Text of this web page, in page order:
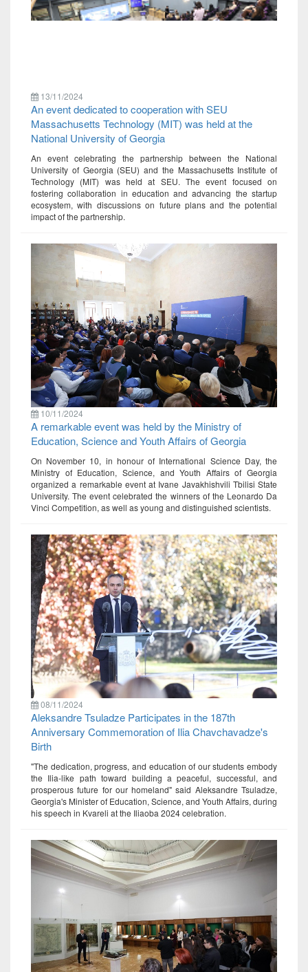
13/11/2024
An event dedicated to cooperation with SEU
Massachusetts Technology (MIT) was held at the
National University of Georgia
An event celebrating the partnership between the National
University of Georgia (SEU) and the Massachusetts Institute of
Technology (MIT) was held at SEU. The event focused on
fostering collaboration in education and advancing the startup
ecosystem, with discussions on future plans and the potential
impact of the partnership.
10/11/2024
A remarkable event was held by the Ministry of
Education, Science and Youth Affairs of Georgia
On November 10, in honour of International Science Day, the
Ministry of Education, Science, and Youth Affairs of Georgia
organized a remarkable event at Ivane Javakhishvili Tbilisi State
University. The event celebrated the winners of the Leonardo Da
Vinci Competition, as well as young and distinguished scientists.
08/11/2024
Aleksandre Tsuladze Participates in the 187th
Anniversary Commemoration of Ilia Chavchavadze's
Birth
"The dedication, progress, and education of our students embody
the Ilia-like path toward building a peaceful, successful, and
prosperous future for our homeland" said Aleksandre Tsuladze,
Georgia's Minister of Education, Science, and Youth Affairs, during
his speech in Kvareli at the Iliaoba 2024 celebration.